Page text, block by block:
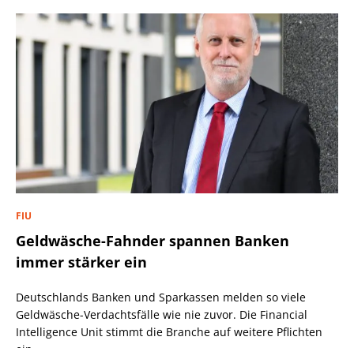
FIU
Geldwäsche-Fahnder spannen Banken
immer stärker ein
Deutschlands Banken und Sparkassen melden so viele
Geldwäsche-Verdachtsfälle wie nie zuvor. Die Financial
Intelligence Unit stimmt die Branche auf weitere Pflichten